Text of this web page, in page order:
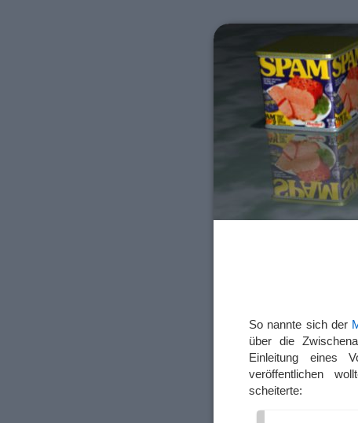
So nannte sich der
über die
Einleitung eines
veröffentlichen
scheiterte: